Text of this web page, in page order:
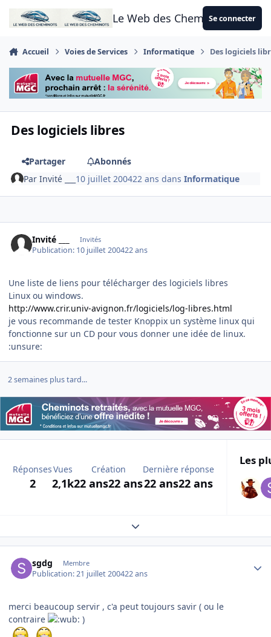
Aller au contenu
Le Web des CheminotsSe connecter
Accueil Voies de Services Informatique Des logiciels
Des logiciels libres
Partager
Abonnés
ParInvité ___ 10 juillet 200422 ans dansInformatique
Invité ___ Invités
Publication: 10 juillet 200422 ans
Une liste de liens pour télécharger des logiciels libres
Linux ou windows.
http://www.crir.univ-avignon.fr/logiciels/log-libres.html
je vous recommande de tester Knoppix un système linux qui
fonctionne sur un CD pour vous donner une idée de linux.
:unsure:
2 semaines plus tard...
Réponses
2
Vues
2,1k
Création
22 ans22 ans
Dernière réponse
22 ans22 ans
Les
Expand topic overview
sgdg Membre
Publication:21 juillet 200422 ans
merci beaucoup servir , c'a peut toujours savir ( ou le
contraire
)